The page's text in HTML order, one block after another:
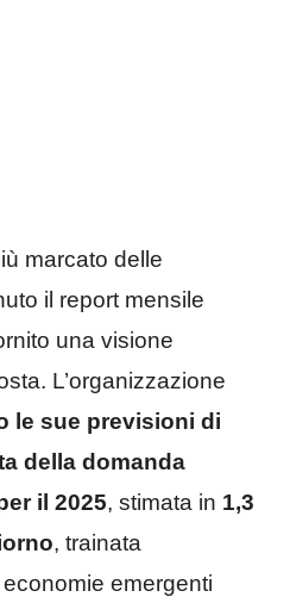
marcato delle
il report mensile
una visione
L’organizzazione
le sue previsioni di
della domanda
il 2025, stimata in 1,3
, trainata
emergenti